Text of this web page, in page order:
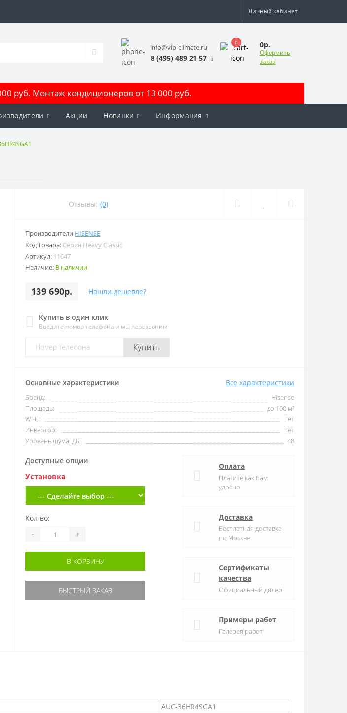
Личный кабинет
info@vip-climate.ru
8 (495) 489 21 57
0 0р.
Оформить
заказ
руб. Монтаж кондиционеров от 13 000 руб.
Акции Новинки Информация
Отзывы: (0)
Производители HISENSE
Код Товара: Серия Heavy Classic
Артикул: 11647
Наличие: В наличии
139 690р. Нашли дешевле?
Купить в один клик
Введите номер телефона и мы перезвоним
Купить
Основные характеристики Все характеристики
Бренд:
Hisense
Площадь:
до 100 м²
Wi-Fi:
Нет
Инвертор:
Нет
Уровень шума, дБ:
48
Доступные опции
Установка
Кол-во:
- +
В КОРЗИНУ
БЫСТРЫЙ ЗАКАЗ
Оплата
Платите как Вам
удобно
Доставка
Бесплатная доставка
по Москве
Сертификаты
качества
Официальный дилер!
Примеры работ
Галерея работ
AUC-36HR4SGA1